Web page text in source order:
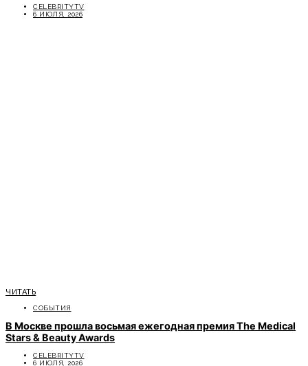
CELEBRITYTV
6 ИЮЛЯ, 2026
ЧИТАТЬ
СОБЫТИЯ
В Москве прошла восьмая ежегодная премия The Medical
Stars & Beauty Awards
CELEBRITYTV
6 ИЮЛЯ, 2026